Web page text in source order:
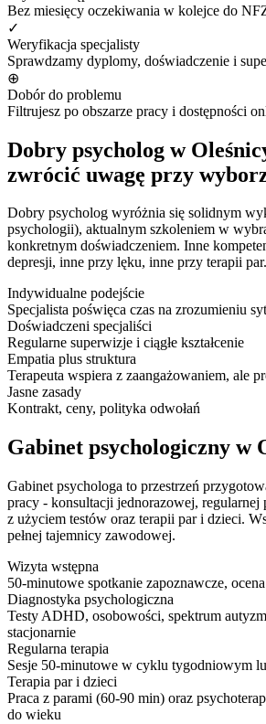
Bez miesięcy oczekiwania w kolejce do
✓
Weryfikacja specjalisty
Sprawdzamy dyplomy, doświadczenie i
⊕
Dobór do problemu
Filtrujesz po obszarze pracy i dostępności
Dobry psycholog w
zwrócić uwagę przy
Dobry psycholog wyróżnia się solidnym
psychologii), aktualnym szkoleniem w
konkretnym doświadczeniem. Inne
depresji, inne przy lęku, inne przy terapii par.
Indywidualne podejście
Specjalista poświęca czas na zrozumieniu
Doświadczeni specjaliści
Regularne superwizje i ciągłe kształcenie
Empatia plus struktura
Terapeuta wspiera z zaangażowaniem, ale
Jasne zasady
Kontrakt, ceny, polityka odwołań
Gabinet psychologiczny w
Gabinet psychologa to przestrzeń
pracy - konsultacji jednorazowej, regularnej
z użyciem testów oraz terapii par i dzieci.
pełnej tajemnicy zawodowej.
Wizyta wstępna
50-minutowe spotkanie zapoznawcze,
Diagnostyka psychologiczna
Testy ADHD, osobowości, spektrum
stacjonarnie
Regularna terapia
Sesje 50-minutowe w cyklu tygodniowym
Terapia par i dzieci
Praca z parami (60-90 min) oraz
do wieku